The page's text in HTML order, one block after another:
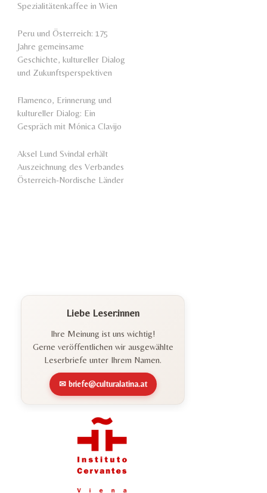
Spezialitätenkaffee in Wien
Peru und Österreich: 175
Jahre gemeinsame
Geschichte, kultureller Dialog
und Zukunftsperspektiven
Flamenco, Erinnerung und
kultureller Dialog: Ein
Gespräch mit Mónica Clavijo
Aksel Lund Svindal erhält
Auszeichnung des Verbandes
Österreich-Nordische Länder
Liebe Leser:innen
Ihre Meinung ist uns wichtig!
Gerne veröffentlichen wir ausgewählte
Leserbriefe unter Ihrem Namen.
✉ briefe@culturalatina.at